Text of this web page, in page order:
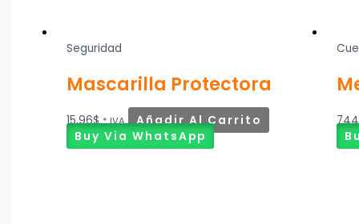
Seguridad
Mascarilla Protectora
15,96$ * IVA
Añadir Al Carrito
Buy Via WhatsApp